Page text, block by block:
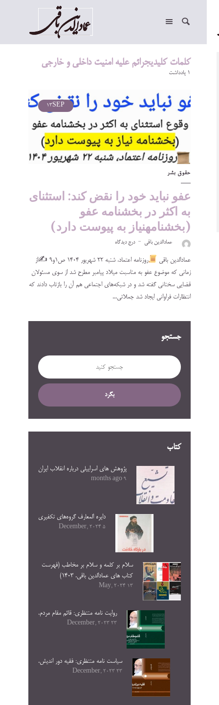
کلمات کلیدیجرائم علیه امنیت داخلی و خارجی
1 یادداشت
SEP
13
حقوق بشر
عفو نباید خود را نقض ‌کند: استثنای
به اکثر در بخشنامه عفو
(بخشنامهنیاز به پیوست دارد)
عمادالدین باقی درج دیدگاه
عمادالدین باقی روزنامه اعتماد، ‌‌‌‌‌‌‌‌‌‌‌‌‌‌‌‌شنبه‌ ۲۲ شهریور ۱۴۰۴ ص۱و۹ ✍
از
زمانی که موضوع عفو به مناسبت میلاد پیامبر مطرح شد از سوی مسئولان
قضایی سخنانی گفته شد و در شبکه‌های اجتماعی هم آن را بازتاب دادند که
انتظارات فراوانی ایجاد شد جملاتی...
جستجو
بگرد
کتاب
پژوهش های اسراییلی درباره انقلاب ایران
9 months ago
دایره المعارف گروه‌های تکفیری
5 December, 2024
سلام بر کلمه و سلام بر مخاطب (فهرست
کتاب های عمادالدین باقی. ۱۴۰۳)
13 May, 2024
روایت نامه منتظری: قائم مقام مردم.
23 December, 2023
سیاست نامه منتظری: فقیه دور اندیش.
23 December, 2023